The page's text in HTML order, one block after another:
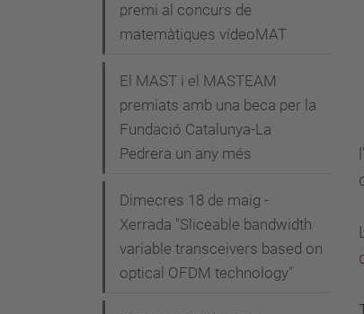
c
premi al concurs de
matemàtiques vídeoMAT
El MAST i el MASTEAM
premiats amb una beca per la
Fundació Catalunya-La
Pedrera un any més
Dimecres 18 de maig -
Xerrada "Sliceable bandwidth
variable transceivers based on
optical OFDM technology"